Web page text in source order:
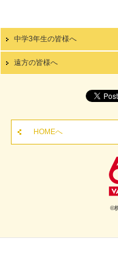
中学3年生の皆様へ
遠方の皆様へ
HOMEへ
©